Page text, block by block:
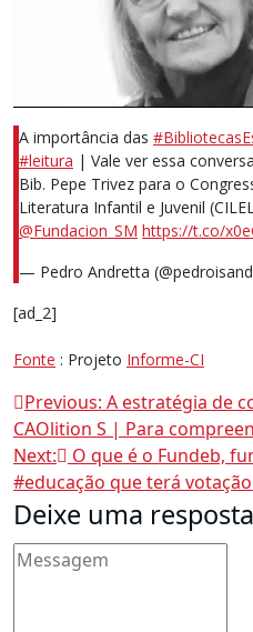
A importância das
#leitura | Vale ver essa
Bib. Pepe Trivez para o
Literatura Infantil e Juvenil
@Fundacion_SM https://t.co/
— Pedro Andretta
[ad_2]
Fonte : Projeto Informe-CI
Navegação
de
Post
Previous: A estratégia de
CAOlition S | Para
Next:
O que é o Fundeb,
#educação que terá
Deixe uma resposta